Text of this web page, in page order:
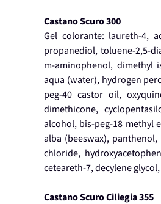
Castano Scuro 300
Gel colorante: laureth-4,
propanediol, toluene-2,5-
m-aminophenol, dimethyl
aqua (water), hydrogen
peg-40 castor oil,
dimethicone,
alcohol, bis-peg-18 methyl
alba (beeswax),
chloride,
ceteareth-7, decylene
Castano Scuro Ciliegia 355